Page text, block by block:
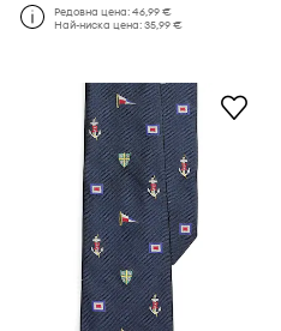
Редовна цена:46,99 €
Най-ниска цена:35,99 €